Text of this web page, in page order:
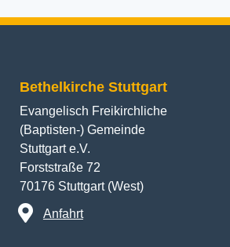
Bethelkirche Stuttgart
Evangelisch Freikirchliche
(Baptisten-) Gemeinde
Stuttgart e.V.
Forststraße 72
70176 Stuttgart (West)
Anfahrt